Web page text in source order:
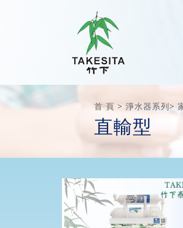
直輸型
首 頁 淨水器系列